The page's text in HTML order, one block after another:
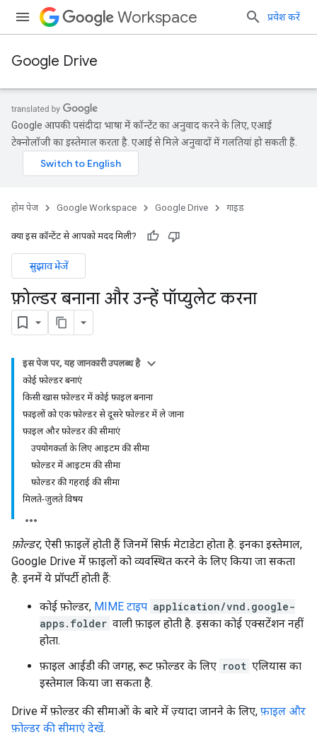
Workspace प्रवेश करें
Google Drive
Google आपकी पसंदीदा भाषा में कॉन्टेंट का अनुवाद करने के लिए, एआई
टेक्नोलॉजी का इस्तेमाल करता है. एआई से मिले अनुवादों में गलतियां हो सकती हैं.
होम पेज Google Workspace Google Drive गाइड
क्या इस कॉन्टेंट से आपको मदद मिली?
सुझाव भेजें
फ़ोल्डर बनाना और उन्हें पॉप्युलेट करना
इस पेज पर, यह जानकारी उपलब्ध है
कोई फ़ोल्डर बनाएं
किसी खास फ़ोल्डर में कोई फ़ाइल बनाना
फ़ाइलों को एक फ़ोल्डर से दूसरे फ़ोल्डर में ले जाना
फ़ाइल और फ़ोल्डर की सीमाएं
उपयोगकर्ता के लिए आइटम की सीमा
फ़ोल्डर में आइटम की सीमा
फ़ोल्डर की गहराई की सीमा
मिलते-जुलते विषय
फ़ोल्डर, ऐसी फ़ाइलें होती हैं जिनमें सिर्फ़ मेटाडेटा होता है. इनका इस्तेमाल,
Google Drive में फ़ाइलों को व्यवस्थित करने के लिए किया जा सकता
है. इनमें ये प्रॉपर्टी होती हैं:
कोई फ़ोल्डर, MIME टाइप application/vnd.google-
apps.folder वाली फ़ाइल होती है. इसका कोई एक्सटेंशन नहीं
होता.
फ़ाइल आईडी की जगह, रूट फ़ोल्डर के लिए root एलियास का
इस्तेमाल किया जा सकता है.
Drive में फ़ोल्डर की सीमाओं के बारे में ज़्यादा जानने के लिए, फ़ाइल और
फ़ोल्डर की सीमाएं देखें.